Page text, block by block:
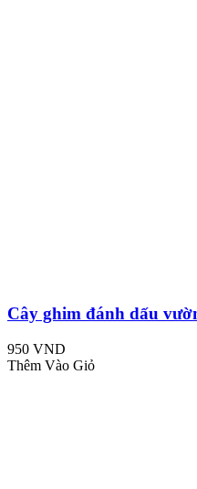
Cây ghim đánh dấu
950 VND
Thêm Vào Giỏ